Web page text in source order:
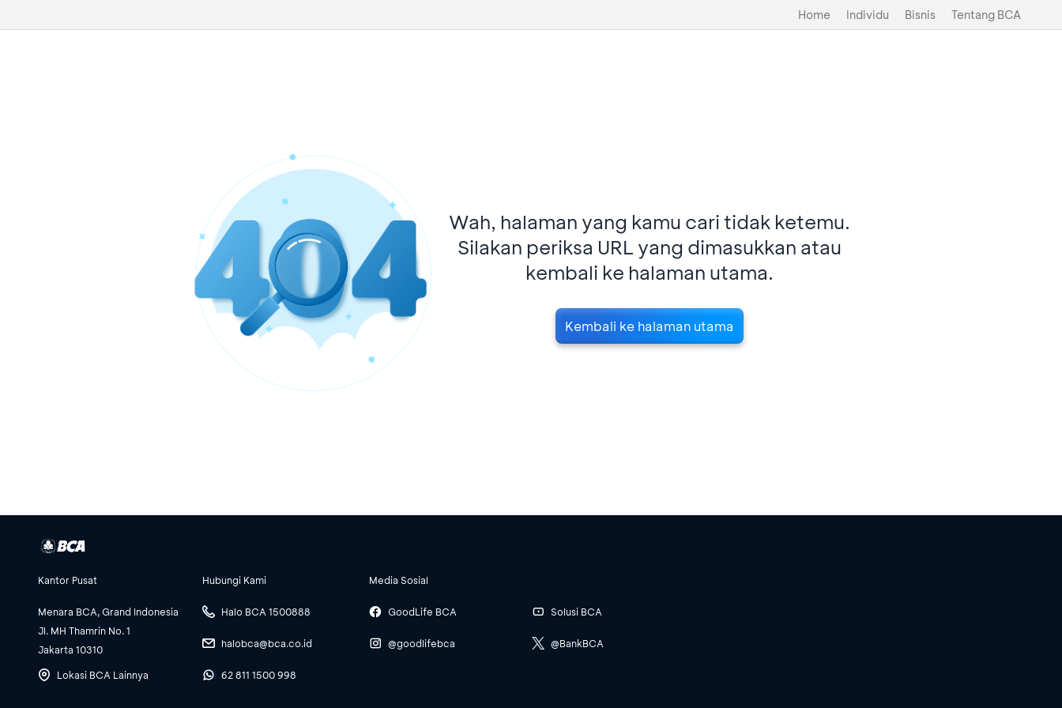
Home Individu Bisnis Tentang BCA
Wah, halaman yang kamu cari tidak ketemu.
Silakan periksa URL yang dimasukkan atau
kembali ke halaman utama.
Kembali ke halaman utama
Kantor Pusat
Menara BCA, Grand Indonesia
Jl. MH Thamrin No. 1
Jakarta 10310
Lokasi BCA Lainnya
Hubungi Kami
Halo BCA 1500888
halobca@bca.co.id
62 811 1500 998
Media Sosial
GoodLife BCA
@goodlifebca
Solusi BCA
@BankBCA